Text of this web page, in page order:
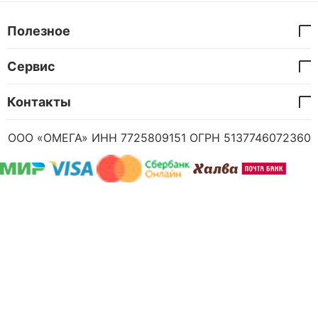
Полезное
Сервис
Контакты
ООО «ОМЕГА» ИНН 7725809151 ОГРН 5137746072360